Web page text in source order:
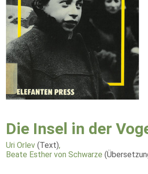
Die Insel in der
Uri Orlev (Text),
Beate Esther von Schwarze